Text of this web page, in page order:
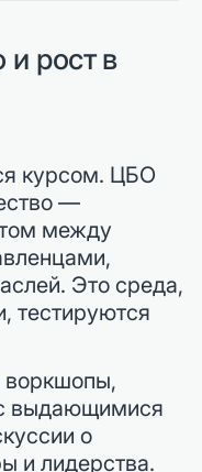
и рост в
курсом. ЦБО
—
между
Это среда,
тестируются
выдающимися
о
и лидерства.